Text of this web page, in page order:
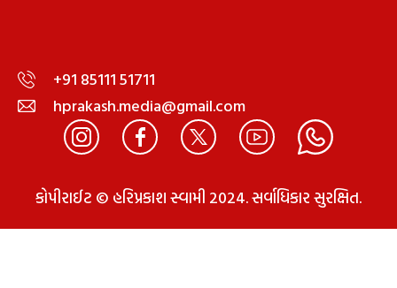
+91 85111 51711
hprakash.media@gmail.com
કોપીરાઈટ © હરિપ્રકાશ સ્વામી 2024. સર્વાધિકાર સુરક્ષિત.